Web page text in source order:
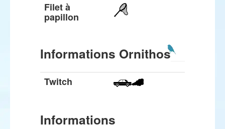
Filet à
papillon
Informations Ornithos
Twitch
Informations